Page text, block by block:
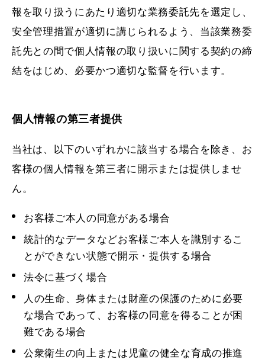
報を取り扱うにあたり適切な業務委託先を選定し、
安全管理措置が適切に講じられるよう、当該業務委
託先との間で個人情報の取り扱いに関する契約の締
結をはじめ、必要かつ適切な監督を行います。
個人情報の第三者提供
当社は、以下のいずれかに該当する場合を除き、お
客様の個人情報を第三者に開示または提供しませ
ん。
お客様ご本人の同意がある場合
統計的なデータなどお客様ご本人を識別するこ
とができない状態で開示・提供する場合
法令に基づく場合
人の生命、身体または財産の保護のために必要
な場合であって、お客様の同意を得ることが困
難である場合
公衆衛生の向上または児童の健全な育成の推進